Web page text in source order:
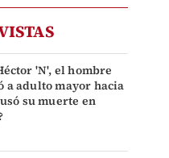
'N', el hombre
a adulto mayor hacia
su muerte en